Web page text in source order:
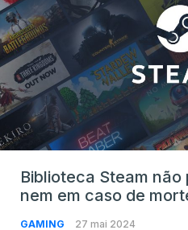
Biblioteca Steam
nem em caso de
GAMING 27 mai 2024